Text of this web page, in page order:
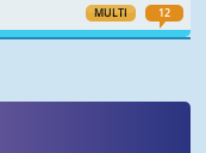
MULTI 12